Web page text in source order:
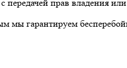
прав владения или
гарантируем